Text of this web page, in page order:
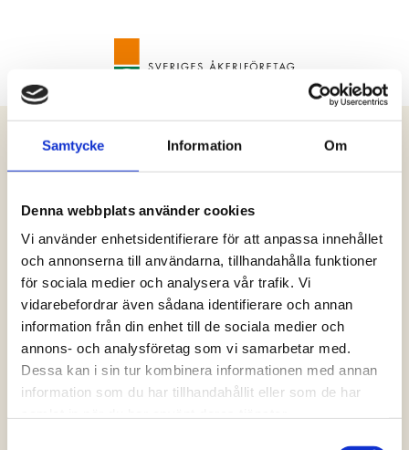
Samtycke Information Om
Denna webbplats använder cookies
Vi använder enhetsidentifierare för att anpassa innehållet
och annonserna till användarna, tillhandahålla funktioner
för sociala medier och analysera vår trafik. Vi
vidarebefordrar även sådana identifierare och annan
information från din enhet till de sociala medier och
annons- och analysföretag som vi samarbetar med.
Dessa kan i sin tur kombinera informationen med annan
information som du har tillhandahållit eller som de har
Ändra lösenord
Vänligen ange ett nytt lösenord
för att byta ut det tidigare.
Minst 10 tecken, med versal, gemen, siffra och
Nytt lösenord